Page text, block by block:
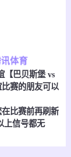
体育
【巴贝斯堡 vs
赛的朋友可以
在比赛前再刷新
上信号都无